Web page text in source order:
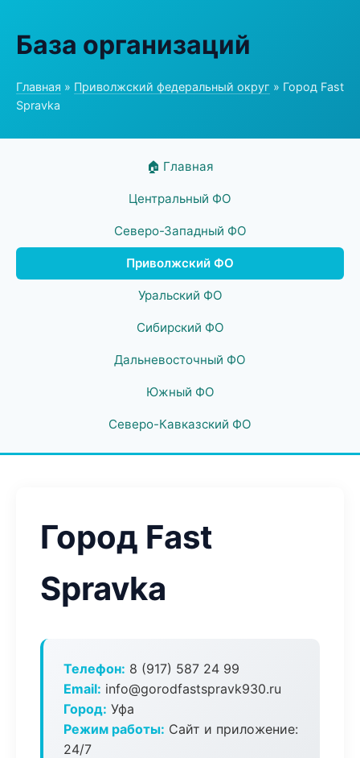
База организаций
Главная » Приволжский федеральный округ » Город Fast
Spravka
🏠 Главная
Центральный ФО
Северо-Западный ФО
Приволжский ФО
Уральский ФО
Сибирский ФО
Дальневосточный ФО
Южный ФО
Северо-Кавказский ФО
Город Fast
Spravka
Телефон: 8 (917) 587 24 99
Email: info@gorodfastspravk930.ru
Город: Уфа
Режим работы: Сайт и приложение:
24/7